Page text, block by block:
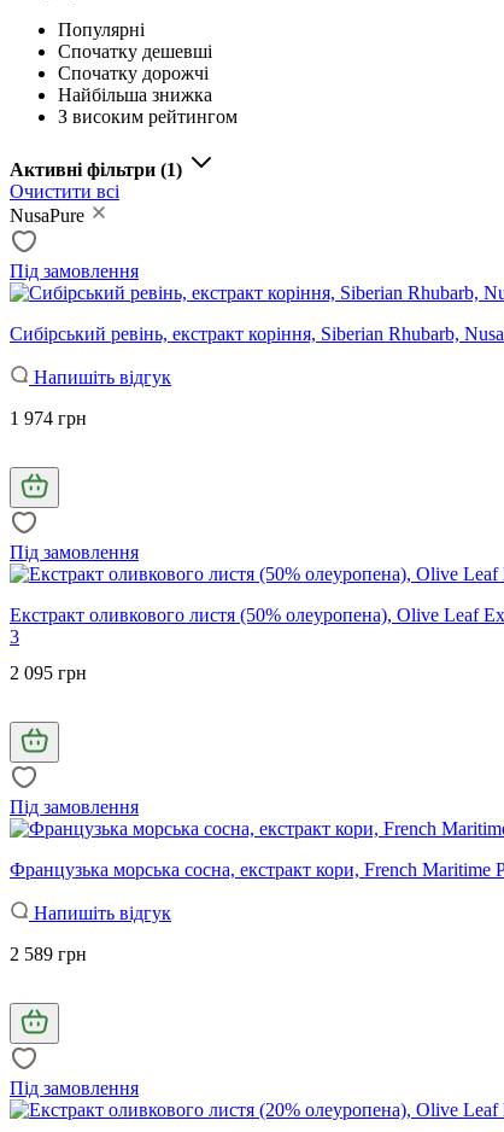
Популярні
Спочатку дешевші
Спочатку дорожчі
Найбільша знижка
З високим рейтингом
Активні фільтри (1)
Очистити всі
NusaPure
Під замовлення
Сибірський ревінь, екстракт коріння, Siberian Rhubarb,
Напишіть відгук
1 974 грн
Під замовлення
Екстракт оливкового листя (50% олеуропена), Olive Leaf
3
2 095 грн
Під замовлення
Французька морська сосна, екстракт кори, French Maritime
Напишіть відгук
2 589 грн
Під замовлення